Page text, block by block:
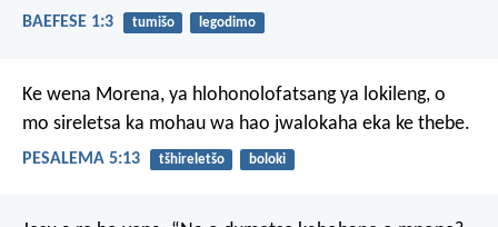
BAEFESE 1:3 tumišo legodimo
Ke wena Morena, ya hlohonolofatsang ya lokileng, o
mo sireletsa ka mohau wa hao jwalokaha eka ke thebe.
PESALEMA 5:13 tšhireletšo boloki